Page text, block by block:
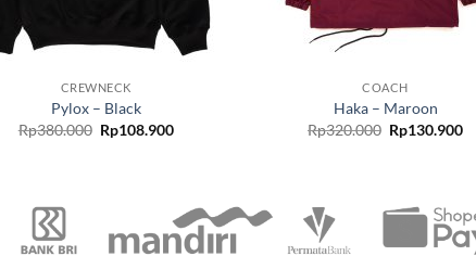
CREWNECK
Pylox – Black
Rp380.000 Rp108.900
COACH
Haka – Maroon
Rp320.000 Rp130.900